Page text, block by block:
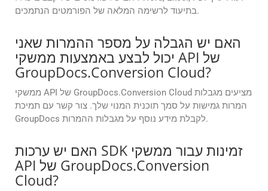
בתיעוד לרשימה המלאה של הפורמטים הנתמכים.
האם יש הגבלה על מספר ההמרות שאני
יכול לבצע באמצעות ממשקי API של
GroupDocs.Conversion Cloud?
ממשקי API של GroupDocs.Conversion Cloud מציעים מגבלות
המרות גמישות על סמך תוכנית המנוי שלך. צור קשר עם תמיכת
GroupDocs לקבלת מידע נוסף על מגבלות ההמרות.
האם יש ערכות SDK זמינות עבור ממשקי
API של GroupDocs.Conversion
Cloud?